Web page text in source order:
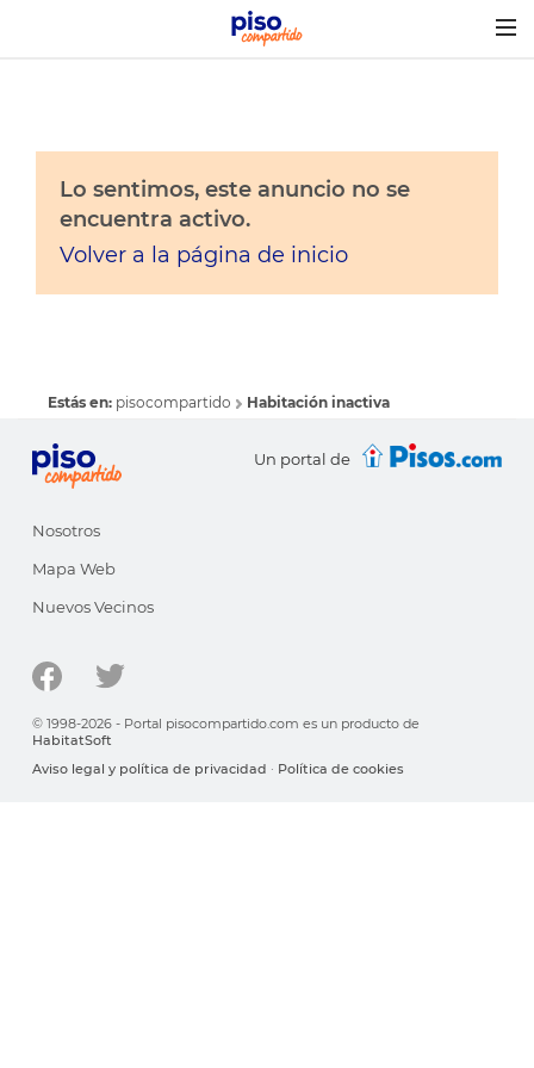
Lo sentimos, este anuncio no se
encuentra activo.
Volver a la página de inicio
Estás en: pisocompartido Habitación inactiva
Un portal de
Nosotros
Mapa Web
Nuevos Vecinos
© 1998-2026 - Portal pisocompartido.com es un producto de
HabitatSoft
Aviso legal y política de privacidad · Política de cookies